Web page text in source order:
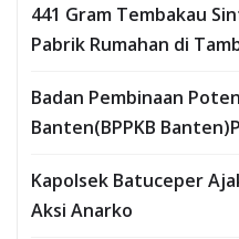
441 Gram Tembakau
Pabrik Rumahan di
Badan Pembinaan
Banten(BPPKB
Kapolsek Batuceper
Aksi Anarko